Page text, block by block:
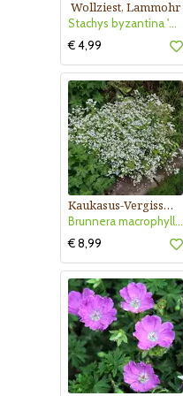
Wollziest, Lammohr
Stachys byzantina 'Silberteppich'
€ 4,99
Kaukasus-Vergissmeinnicht
Brunnera macrophylla 'Betty Bowring'
€ 8,99